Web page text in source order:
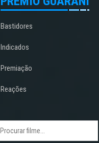
Bastidores
Indicados
Premiação
Reações